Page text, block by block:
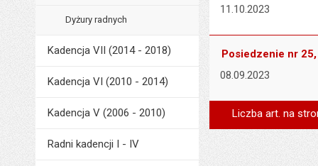
Dyżury radnych
Kadencja VII (2014 - 2018)
Kadencja VI (2010 - 2014)
Kadencja V (2006 - 2010)
Radni kadencji I - IV
11.10.2023
Posiedzenie nr
08.09.2023
Liczba art. na